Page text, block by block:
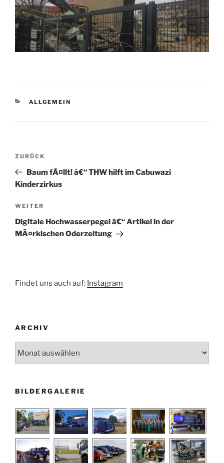
KATEGORIEN
ALLGEMEIN
Beitragsnavigation
Vorheriger
Beitrag
ZURÜCK
Baum fÃ¤llt! â€“ THW hilft im Cabuwazi
Kinderzirkus
Nächster
Beitrag
WEITER
Digitale Hochwasserpegel â€“ Artikel in der
MÃ¤rkischen Oderzeitung
Findet uns auch auf: Instagram
ARCHIV
BILDERGALERIE